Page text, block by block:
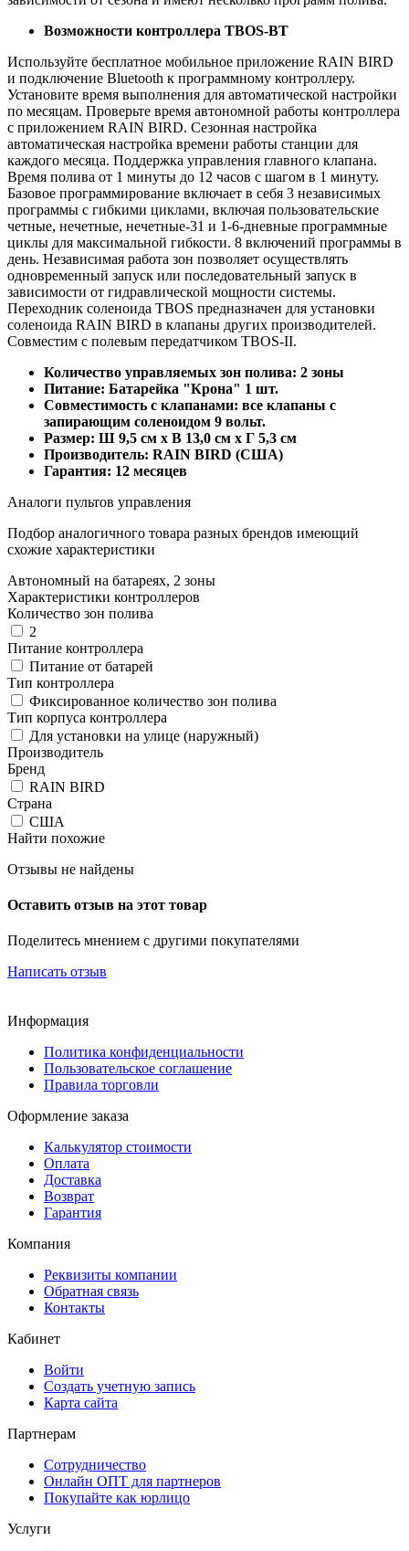
Возможности контроллера TBOS-BT
Используйте бесплатное мобильное приложение RAIN BIRD
и подключение Bluetooth к программному контроллеру.
Установите время выполнения для автоматической настройки
по месяцам. Проверьте время автономной работы контроллера
с приложением RAIN BIRD. Сезонная настройка
автоматическая настройка времени работы станции для
каждого месяца. Поддержка управления главного клапана.
Время полива от 1 минуты до 12 часов с шагом в 1 минуту.
Базовое программирование включает в себя 3 независимых
программы с гибкими циклами, включая пользовательские
четные, нечетные, нечетные-31 и 1-6-дневные программные
циклы для максимальной гибкости. 8 включений программы в
день. Независимая работа зон позволяет осуществлять
одновременный запуск или последовательный запуск в
зависимости от гидравлической мощности системы.
Переходник соленоида TBOS предназначен для установки
соленоида RAIN BIRD в клапаны других производителей.
Совместим с полевым передатчиком TBOS-II.
Количество управляемых зон полива: 2 зоны
Питание: Батарейка "Крона" 1 шт.
Совместимость с клапанами: все клапаны с
запирающим соленоидом 9 вольт.
Размер: Ш 9,5 см х В 13,0 см х Г 5,3 см
Производитель: RAIN BIRD (США)
Гарантия: 12 месяцев
Аналоги пультов управления
Подбор аналогичного товара разных брендов имеющий
схожие характеристики
Автономный на батареях, 2 зоны
Характеристики контроллеров
Количество зон полива
2
Питание контроллера
Питание от батарей
Тип контроллера
Фиксированное количество зон полива
Тип корпуса контроллера
Для установки на улице (наружный)
Производитель
Бренд
RAIN BIRD
Страна
США
Найти похожие
Отзывы не найдены
Оставить отзыв на этот товар
Поделитесь мнением с другими покупателями
Написать отзыв
Информация
Политика конфиденциальности
Пользовательское соглашение
Правила торговли
Оформление заказа
Калькулятор стоимости
Оплата
Доставка
Возврат
Гарантия
Компания
Реквизиты компании
Обратная связь
Контакты
Кабинет
Войти
Создать учетную запись
Карта сайта
Партнерам
Сотрудничество
Онлайн ОПТ для партнеров
Покупайте как юрлицо
Услуги